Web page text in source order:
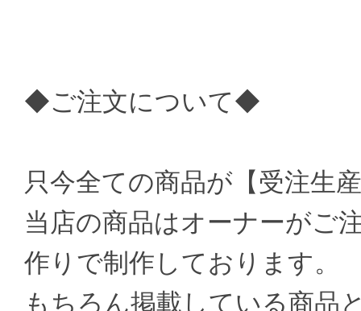
◆ご注文について◆
只今全ての商品が【受注生
当店の商品はオーナーがご
作りで制作しております。
もちろん掲載している商品